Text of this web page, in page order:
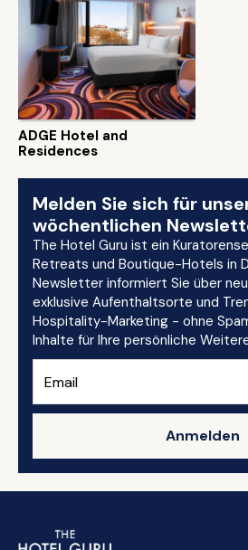
ADGE Hotel and
Residences
Melden Sie sich für
wöchentlichen
The Hotel Guru ist ein
Retreats und Boutique-Hotels in
Newsletter informiert Sie über
exklusive Aufenthaltsorte und
Hospitality-Marketing - ohne
Inhalte für Ihre persönliche
Anmelden